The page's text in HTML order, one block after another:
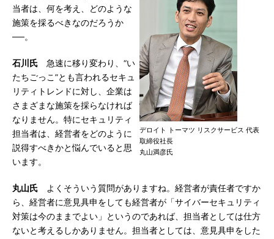
デロイト トーマツ リスクサービス 代表
取締役社長
丸山満彦氏
当者は、何を考え、どのような
施策を採るべきなのだろうか
──。
石川氏 急速に移り変わり、“い
たちごっこ”とも言われるセキュ
リティトレンドに対し、企業は
さまざまな施策を採らなければ
なりません。特にセキュリティ
担当者は、経営者をどのように
説得すべきかと悩んでいると思
います。
丸山氏 よくそういう質問がありますね。経営者が責任者ですか
ら、経営者に意見具申をしても経営者が「サイバーセキュリティ
対策は今のままでよい」というのであれば、担当者としては仕方
ないと考えるしかありません。担当者としては、意見具申をした